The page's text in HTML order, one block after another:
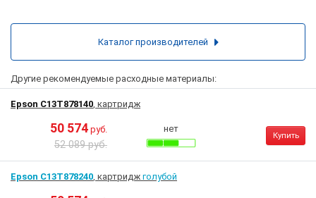
Другие рекомендуемые расходные материалы:
Epson C13T878140, картридж
50 574 руб.
52 089 руб.
нет
Купить
Epson C13T878240, картридж голубой